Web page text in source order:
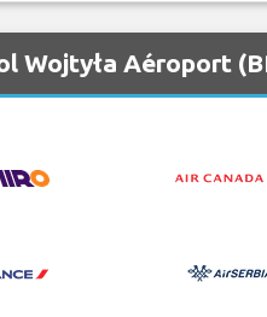
Wojtyła Aéroport